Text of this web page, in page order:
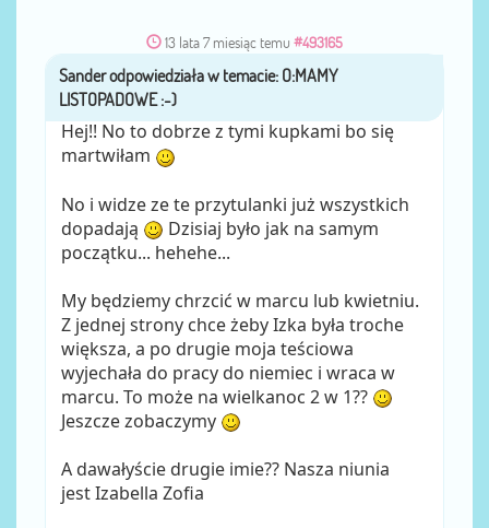
13 lata 7 miesiąc temu #493165
przezSander
Hej!! No to dobrze z tymi kupkami bo się
martwiłam
No i widze ze te przytulanki już wszystkich
dopadają
Dzisiaj było jak na samym
początku... hehehe...
My będziemy chrzcić w marcu lub kwietniu.
Z jednej strony chce żeby Izka była troche
większa, a po drugie moja teściowa
wyjechała do pracy do niemiec i wraca w
marcu. To może na wielkanoc 2 w 1??
Jeszcze zobaczymy
A dawałyście drugie imie?? Nasza niunia
jest Izabella Zofia